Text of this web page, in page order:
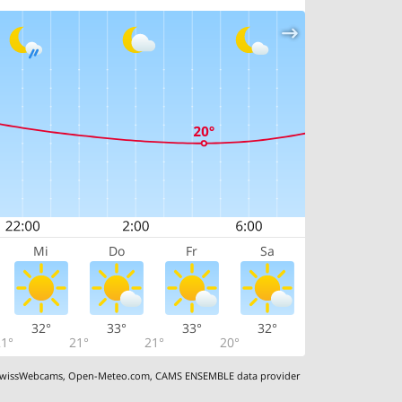
Mi Do Fr Sa
32°
21°
33°
21°
33°
20°
32°
,Open-Meteo.com,CAMS ENSEMBLE data provider